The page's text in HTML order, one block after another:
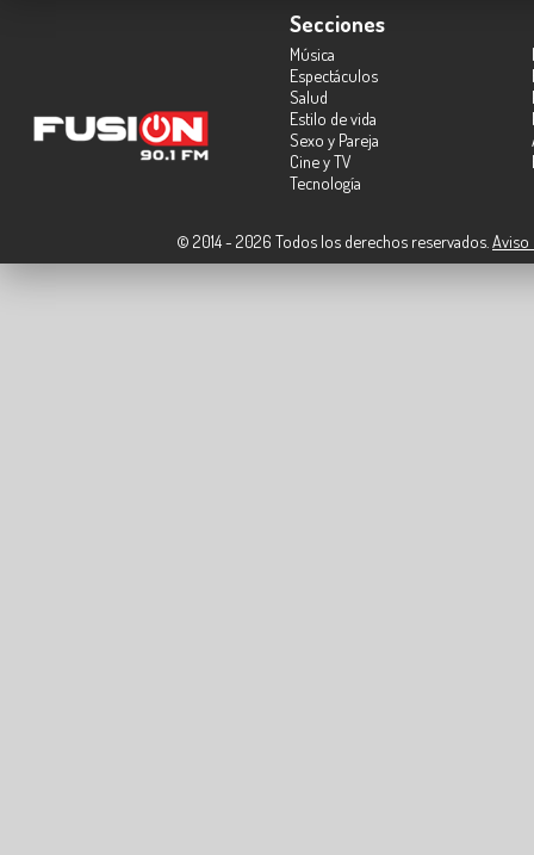
Secciones
Música
Espectáculos
Salud
Estilo de vida
Sexo y Pareja
Cine y TV
Tecnología
© 2014 - 2026 Todos los derechos reservados. Aviso